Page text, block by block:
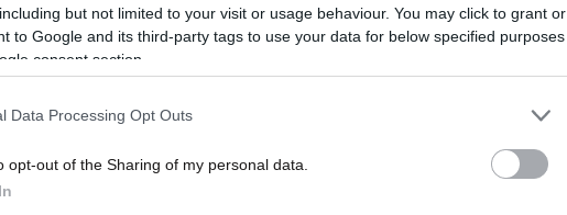
but not limited to your visit or usage behaviour. You may click to grant or
to Google and its third-party tags to use your data for below specified purposes
consent section.
Data Processing Opt Outs
opt-out of the Sharing of my personal data.
Τραγωδία στα Σπάτα: Κατεπείγουσα
Ελεύθεροι οι τρεις συλληφθέντες